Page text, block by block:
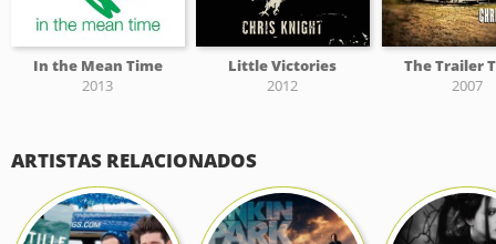
In the Mean Time
2013
Little Victories
2012
The Trailer
2007
ARTISTAS RELACIONADOS